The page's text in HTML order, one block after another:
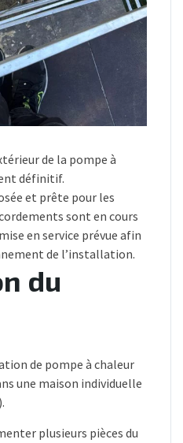
de la pompe à
définitif.
et prête pour les
sont en cours
en service prévue afin
de l’installation.
du
de pompe à chaleur
une maison individuelle
plusieurs pièces du